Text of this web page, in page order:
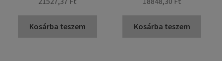
Kosárba teszem Kosárba teszem